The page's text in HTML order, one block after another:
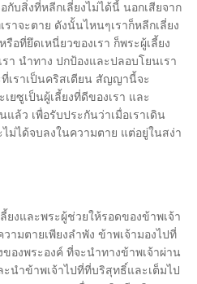
กับสิ่งที่หลีกเลี่ยงไม่ได้นี้ นอกเสียจาก
าจะตาย ดังนั้นไหนๆเราก็หลีกเลี่ยง
อที่ยึดเหนี่ยวของเรา ก็พระผู้เลี้ยง
รา นำทาง ปกป้องและปลอบโยนเรา
เราเป็นคริสเตียน สัญญานี้จะ
ยซูเป็นผู้เลี้ยงที่ดีของเรา และ
ล้ว เพื่อรับประกันว่าเมื่อเราเดิน
ม่ได้จบลงในความตาย แต่อยู่ในสง่า
งและพระผู้ช่วยให้รอดของข้าพเจ้า
ามตายเพียงลำพัง ข้าพเจ้ามองไปที่
องพระองค์ ที่จะนำทางข้าพเจ้าผ่าน
นำข้าพเจ้าไปที่ที่บริสุทธิ์และเต็มไป